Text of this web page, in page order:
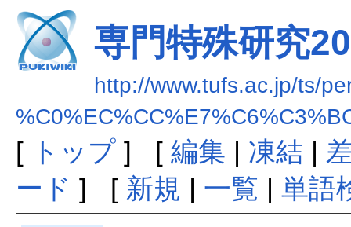
専門特殊研究
http://www.tufs.ac.jp/ts/
[ トップ] [ 編集 | 凍結 |
ード ] [ 新規 | 一覧 | 単語